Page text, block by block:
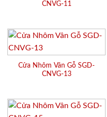
CNVG-11
Cửa Nhôm Vân Gỗ SGD-
CNVG-13